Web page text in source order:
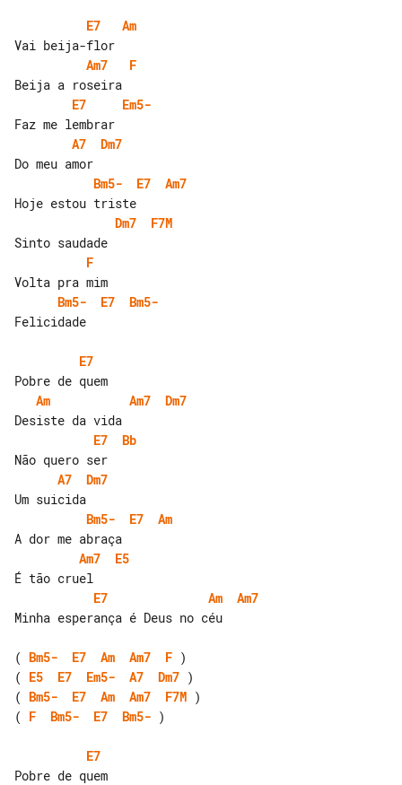
E7
Am
Am7
F
E7
Em5-
A7
Dm7
Bm5-
E7
Am7
Dm7
F7M
F
Bm5-
E7
Bm5-
Felicidade
E7
Am
Am7
Dm7
E7
Bb
A7
Dm7
Bm5-
E7
Am
Am7
E5
E7
Am
Am7
Minha esperança é Deus no céu
( Bm5- E7 Am Am7 F
( E5 E7 Em5- A7 Dm7
( Bm5- E7 Am Am7 F7M
( F Bm5- E7 Bm5- )
E7